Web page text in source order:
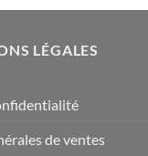
36.90 €
74.90 €
LÉGALES
de ventes